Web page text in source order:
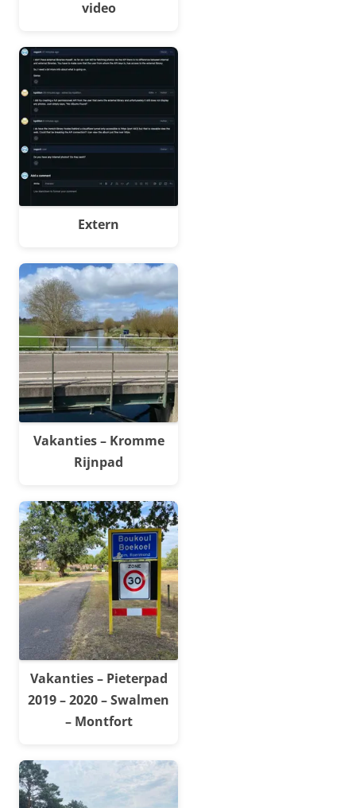
video
Extern
Vakanties – Kromme
Rijnpad
Vakanties – Pieterpad
2019 – 2020 – Swalmen
– Montfort